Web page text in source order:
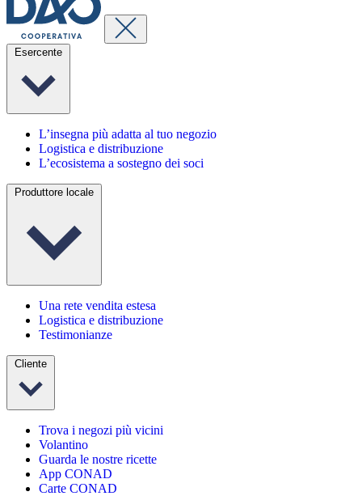
Esercente
L’insegna più adatta al tuo negozio
Logistica e distribuzione
L’ecosistema a sostegno dei soci
Produttore locale
Una rete vendita estesa
Logistica e distribuzione
Testimonianze
Cliente
Trova i negozi più vicini
Volantino
Guarda le nostre ricette
App CONAD
Carte CONAD